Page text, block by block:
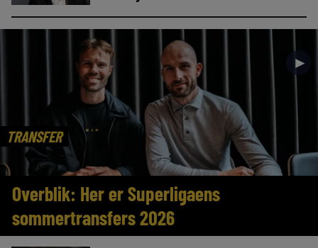
TRANSFER
►
Overblik: Her er Superligaens
sommertransfers 2026